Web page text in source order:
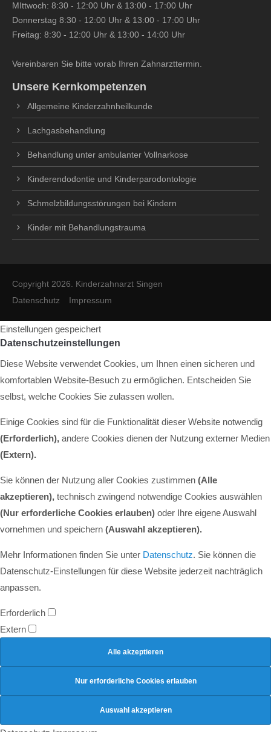
MIttwoch: 8:30 - 12:00 Uhr & 13:00 - 17:00 Uhr
Donnerstag 8:30 - 12:00 Uhr & 13:00 - 17:00 Uhr
Freitag: 8:30 - 12:00 Uhr & 13:00 - 14:00 Uhr
Vereinbaren Sie bitte vorab Ihren Zahnarzttermin.
Unsere Kernkompetenzen
Allgemeine Kinderzahnheilkunde
Lachgasbehandlung
Behandlung unter ambulanter Vollnarkose
Kinderendodontie und Kinderparodontologie
Schmelzbildungsstörungen bei Kindern
Kinder mit Behandlungstrauma
Copyright 2026. Kinderzahnarzt Singen
Datenschutz
Impressum
Einstellungen gespeichert
Datenschutzeinstellungen
Diese Website verwendet Cookies, um Ihnen einen sicheren und
komfortablen Website-Besuch zu ermöglichen. Entscheiden Sie
selbst, welche Cookies Sie zulassen wollen.
Einige Cookies sind für die Funktionalität dieser Website notwendig
(Erforderlich), andere Cookies dienen der Nutzung externer Medien
(Extern).
Sie können der Nutzung aller Cookies zustimmen (Alle
akzeptieren), technisch zwingend notwendige Cookies auswählen
(Nur erforderliche Cookies erlauben) oder Ihre eigene Auswahl
vornehmen und speichern (Auswahl akzeptieren).
Mehr Informationen finden Sie unter Datenschutz. Sie können die
Datenschutz-Einstellungen für diese Website jederzeit nachträglich
anpassen.
Erforderlich
Extern